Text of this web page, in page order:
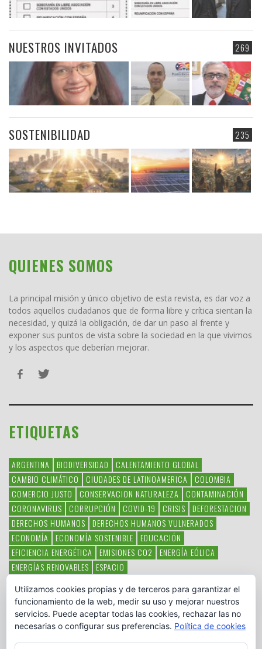
269
NUESTROS INVITADOS
235
SOSTENIBILIDAD
QUIENES SOMOS
La principal misión y único objetivo de esta revista, es dar voz a
todos aquellos ciudadanos que de forma libre y crítica sientan la
necesidad, y quizá la obligación, de dar un paso al frente y
exponer sus puntos de vista sobre la sociedad en la que vivimos
y los aspectos que deberían mejorar.
ETIQUETAS
ARGENTINA BIODIVERSIDAD
CALENTAMIENTO GLOBAL
CAMBIO CLIMÁTICO
CIUDADES DE LATINOAMERICA
COLOMBIA
COMERCIO JUSTO
CONSERVACION NATURALEZA
CONTAMINACIÓN
CORONAVIRUS
CORRUPCIÓN COVID-19 CRISIS
DEFORESTACION
DERECHOS HUMANOS
DERECHOS HUMANOS VULNERADOS
ECONOMÍA
ECONOMÍA SOSTENIBLE
EDUCACIÓN
EFICIENCIA ENERGÉTICA
EMISIONES CO2
ENERGÍA EÓLICA
ENERGÍAS RENOVABLES
ESPACIO
HAMBRE LATINOAMÉRICA MEDIO AMBIENTE
MÉXICO
OBJETIVOS DEL MILENIO
ONGS PAZ POBREZA POESÍA
POLITICA
PUEBLOS INDÍGENAS RSC RSE
SOBERANÍA ALIMENTARIA
SOLIDARIDAD SOSTENIBILIDAD TECNOLOGÍA VERTIDO PETROLEO
Utilizamos cookies propias y de terceros para garantizar el
funcionamiento de la web, medir su uso y mejorar nuestros
servicios. Puede aceptar todas las cookies, rechazar las no
necesarias o configurar sus preferencias. Política de cookies